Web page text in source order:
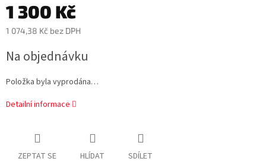
1 300 Kč
1 074,38 Kč bez DPH
cena:
Na objednávku
Položka byla vyprodána…
Detailní informace
ZEPTAT SE HLÍDAT SDÍLET